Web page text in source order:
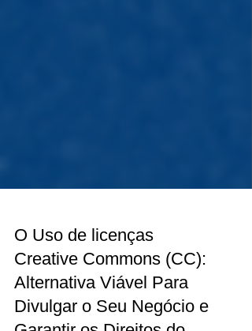
O Uso de licenças
Creative Commons (CC):
Alternativa Viável Para